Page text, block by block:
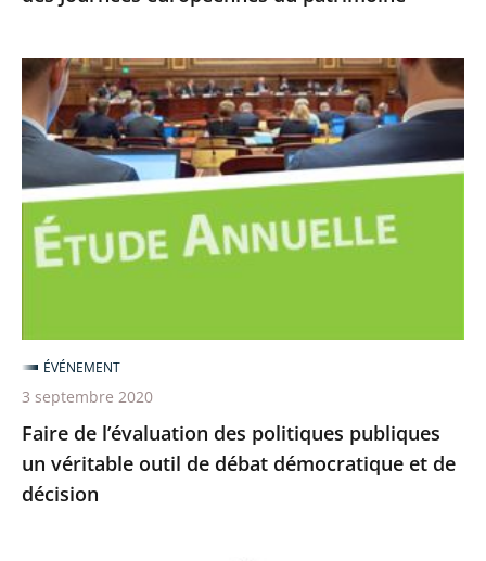
Faire
de
l’évaluation
politiques
publiques
un
de
débat
démocratique
et
de
décision
Faire de l’évaluation des politiques publiques
un véritable outil de débat démocratique et de
décision
ÉVÉNEMENT
3 septembre 2020